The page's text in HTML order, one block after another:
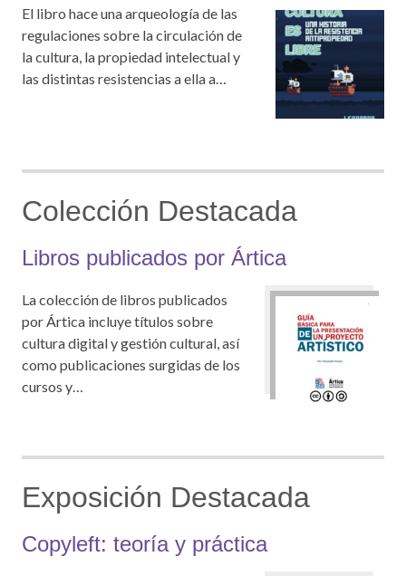
El libro hace una arqueología de las
regulaciones sobre la circulación de
la cultura, la propiedad intelectual y
las distintas resistencias a ella a…
Colección Destacada
Libros publicados por Ártica
La colección de libros publicados
por Ártica incluye títulos sobre
cultura digital y gestión cultural, así
como publicaciones surgidas de los
cursos y…
Exposición Destacada
Copyleft: teoría y práctica